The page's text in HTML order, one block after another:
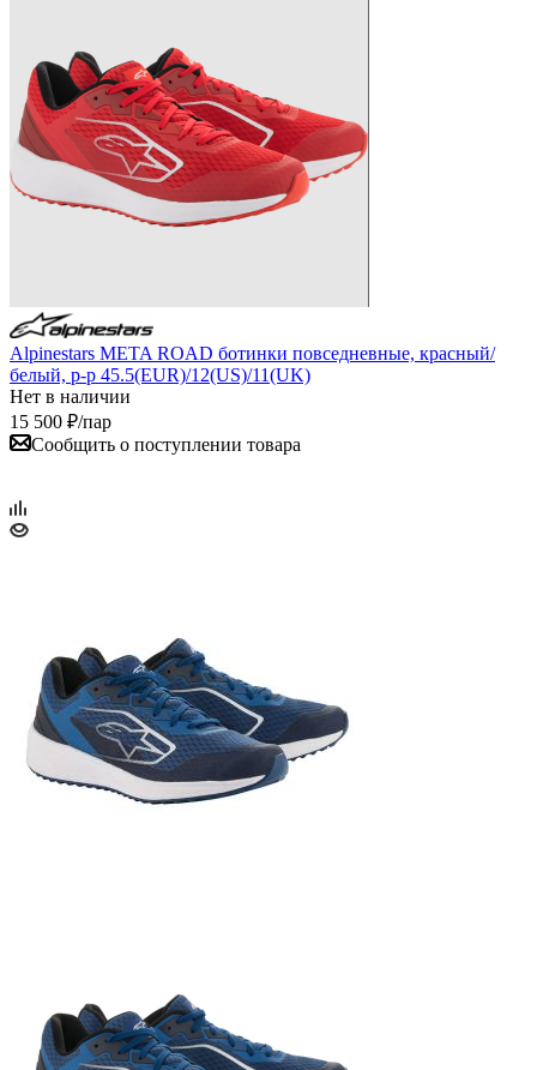
Alpinestars META ROAD ботинки повседневные, красный/
белый, р-р 45.5(EUR)/12(US)/11(UK)
Нет в наличии
15 500 ₽/пар
Сообщить о поступлении товара